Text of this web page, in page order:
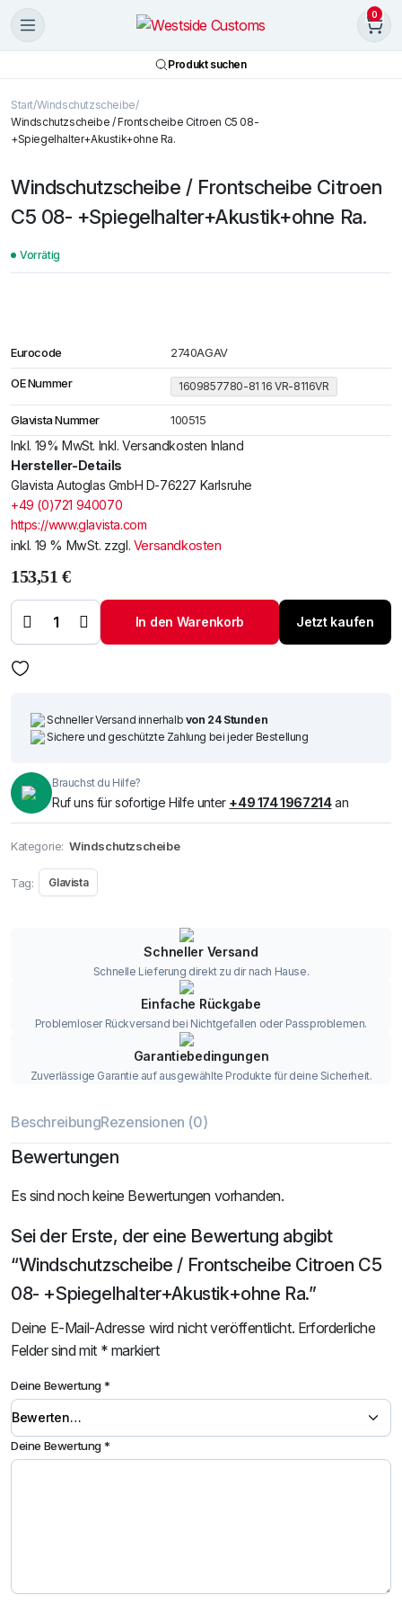
0
Produkt suchen
Start Windschutzscheibe
Windschutzscheibe / Frontscheibe Citroen C5 08-
+Spiegelhalter+Akustik+ohne Ra.
Windschutzscheibe / Frontscheibe Citroen
C5 08- +Spiegelhalter+Akustik+ohne Ra.
Vorrätig
Eurocode 2740AGAV
OE Nummer 1609857780-81 16 VR-8116VR
Glavista Nummer 100515
Inkl. 19% MwSt. Inkl. Versandkosten Inland
Hersteller-Details
Glavista Autoglas GmbH D-76227 Karlsruhe
+49 (0)721 940070
https://www.glavista.com
inkl. 19 % MwSt. zzgl. Versandkosten
153,51€
Windschutzscheibe /
Frontscheibe Citroen C5 08-
+Spiegelhalter+Akustik+ohne
Ra. Menge
In den Warenkorb Jetzt kaufen
Schneller Versand innerhalb von 24 Stunden
Sichere und geschützte Zahlung bei jeder Bestellung
Brauchst du Hilfe?
Ruf uns für sofortige Hilfe unter +49 174 1967214an
Kategorie: Windschutzscheibe
Tag: Glavista
Schneller Versand
Schnelle Lieferung direkt zu dir nach Hause.
Einfache Rückgabe
Problemloser Rückversand bei Nichtgefallen oder Passproblemen.
Garantiebedingungen
Zuverlässige Garantie auf ausgewählte Produkte für deine Sicherheit.
BeschreibungRezensionen (0)
Bewertungen
Es sind noch keine Bewertungen vorhanden.
Sei der Erste, der eine Bewertung abgibt
“Windschutzscheibe / Frontscheibe Citroen C5
08- +Spiegelhalter+Akustik+ohne Ra.”
Deine E-Mail-Adresse wird nicht veröffentlicht. Erforderliche
Felder sind mit * markiert
Deine Bewertung*
Deine Bewertung*